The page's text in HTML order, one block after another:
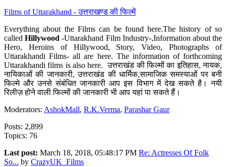
Films of Uttarakhand - उत्तराखण्ड की फिल्में
Everything about the Films can be found here.The history of so
calledHillywood-Uttarakhand Film Industry-,Information about the
Hero, Heroins of Hillywood, Story, Video, Photographs of
Uttarakhandi Films- all are here. The information of forthcoming
Uttarakhandi films is also here. उत्तराखंड की फिल्मों का इतिहास, नायक,
नायिकाओं की जानकारी, उत्तराखंड की धार्मिक,सामाजिक समस्याओं पर बनी
फिल्मे और उनसे संबंधित जानकारी आप इस विभाग में देख सकते है। नयी
रिलीज़ होने वाली फिल्मों की जानकारी भी आप यहां पा सकते हैं।
Moderators: AshokMall, R.K.Verma, Parashar Gaur
Posts: 2,899
Topics: 76
Last post: March 18, 2018, 05:48:17 PM Re: Actresses Of Folk
So... by CrazyUK_Films